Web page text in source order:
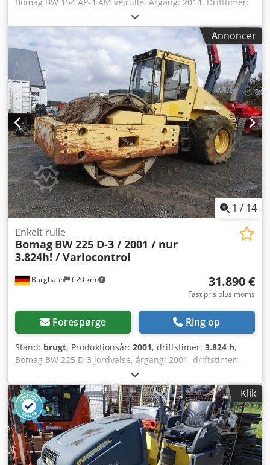
Bomag BW 154 AP-4 AM vejrulle, Årgang: 2014, Drifttimer:
kun 1.565 timer, Motor: Kubota [55,4 kW/75 hk], Asphalt
Manager 2, Bomag spreder, Asfaltkutter til højre, Vægt:
7.300 kg, Glat tromle, god stand, klar til øjeblikkelig brug.
Dcedpfxezpdh Us Abxok På forespørgsel udarbejder vi
gerne et leasing- eller finansieringstilbud. Hr. Mihm (tlf.
står til rådighed for at hjælpe dig. Yderligere informationer
findes på vores hjemmeside. Med forbehold for fejl og
mellemsalg! Mulighed for udlejning. = Yderligere
information = Kontakt Tobias Ebert for at få yderligere
information.
Annoncer
1 / 14
Burghaun 620 km
Enkelt rulle
Bomag BW 225 D-3 / 2001 / nur
3.824h! / Variocontrol
31.890 €
Fast pris plus moms
Forespørge Ring op
Stand: brugt, Produktionsår: 2001, driftstimer: 3.824 h,
Bomag BW 225 D-3 jordvalse, årgang: 2001, driftstimer:
kun 3.824t, motor: Deutz [145kW/197HK], Variocontrol,
vægt: 24.700kg, printer, dæk: 40%, tysk maskine, stand jf.
alder, klar til brug Dcedpfxjzpdhzs Abxsk Efter ønske kan vi
give et leasing- eller finansieringstilbud, hr. Mihm (tlf.)
rådgiver dig gerne. Yderligere informationer findes på
vores hjemmeside. Der tages forbehold for fejl og
mellemhandel! Udlejning mulig = Yderligere oplysninger =
Kontakt Tobias Ebert for yderligere information.
Klik